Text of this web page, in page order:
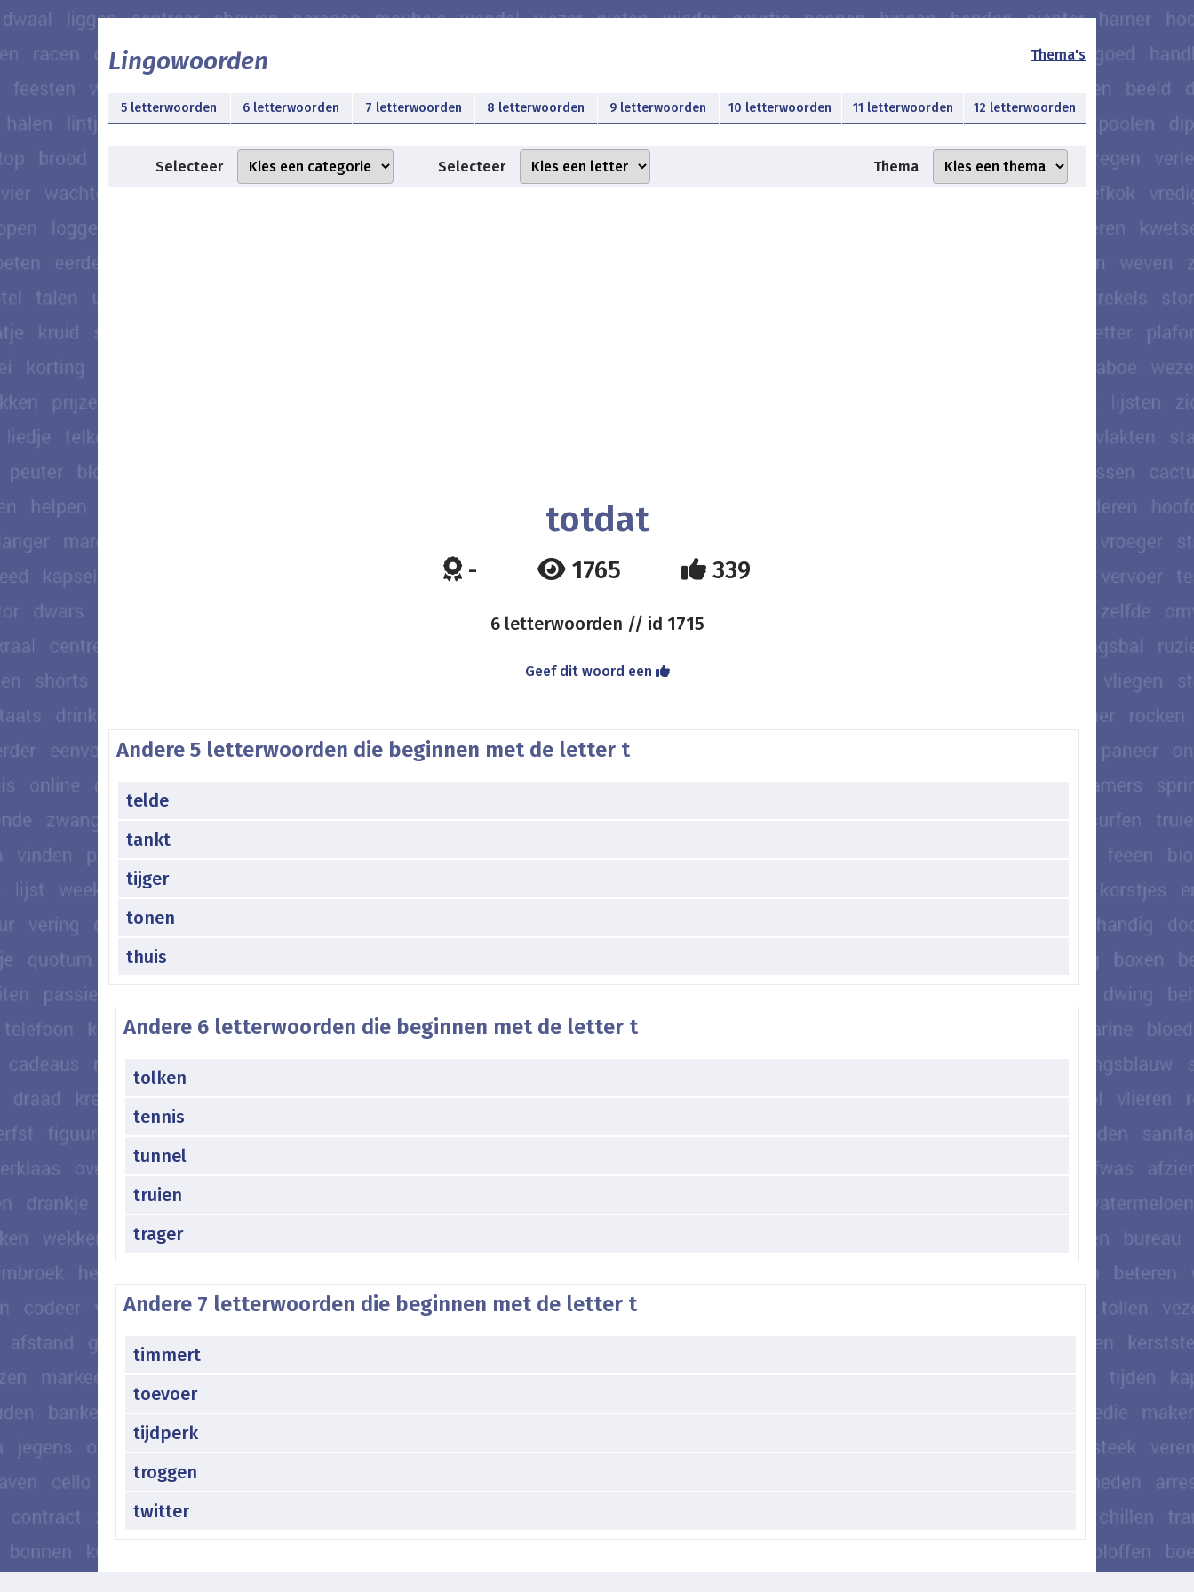
Lingowoorden Thema's
5 letterwoorden 6 letterwoorden 7 letterwoorden 8 letterwoorden 9 letterwoorden 10 letterwoorden 11 letterwoorden 12 letterwoorden
Selecteer Selecteer Thema
totdat
- 1765 339
6 letterwoorden // id 1715
Geef dit woord een
Andere 5 letterwoorden die beginnen met de letter t
telde
tankt
tijger
tonen
thuis
Andere 6 letterwoorden die beginnen met de letter t
tolken
tennis
tunnel
truien
trager
Andere 7 letterwoorden die beginnen met de letter t
timmert
toevoer
tijdperk
troggen
twitter